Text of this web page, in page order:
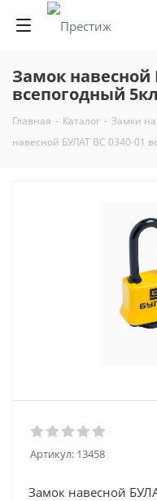
Замок навесной
всепогодный
Главная - Каталог - Замки
навесной БУЛАТ ВС 0340-01
Артикул: 13458
Замок навесной